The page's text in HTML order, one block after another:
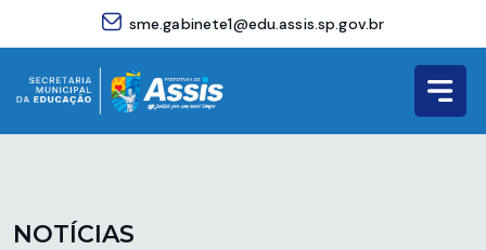
sme.gabinete1@edu.assis.sp.gov.br
NOTÍCIAS